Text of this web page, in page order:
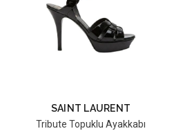
SAINT LAURENT
Tribute Topuklu Ayakkabı